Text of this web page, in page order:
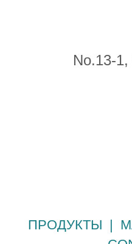
No.13-
ПРОДУКТЫ |